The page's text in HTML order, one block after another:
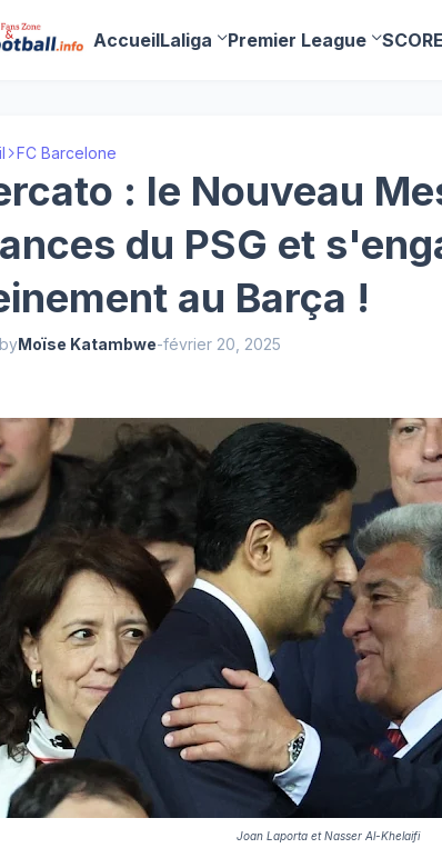
AccueilLaliga Premier League
FC Barcelone
: le Nouveau
du PSG et
au Barça !
byMoïse Katambwe-février 20, 2025
Joan Laporta et Nasser Al-Khelaifi